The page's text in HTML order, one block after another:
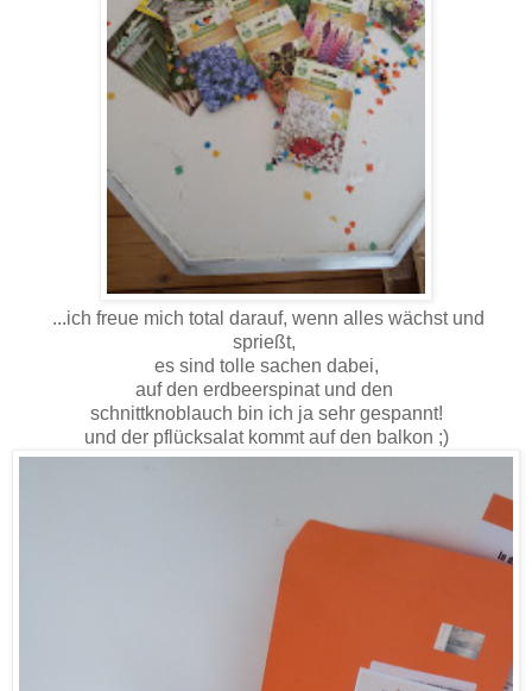
...ich freue mich total darauf, wenn alles wächst und
sprießt,
es sind tolle sachen dabei,
auf den erdbeerspinat und den
schnittknoblauch bin ich ja sehr gespannt!
und der pflücksalat kommt auf den balkon ;)